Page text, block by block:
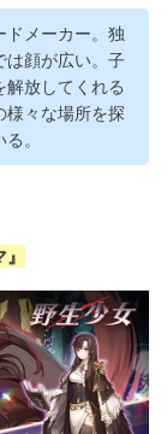
ドメーカー。独
は顔が広い。子
放してくれる
様々な場所を探
。